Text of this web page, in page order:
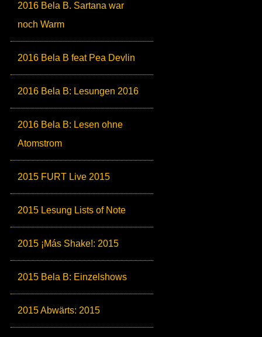
2016 Bela B. Sartana war
noch Warm
2016 Bela B feat Pea Devlin
2016 Bela B: Lesungen 2016
2016 Bela B: Lesen ohne
Atomstrom
2015 FURT Live 2015
2015 Lesung Lists of Note
2015 ¡Más Shake!: 2015
2015 Bela B: Einzelshows
2015 Abwärts: 2015